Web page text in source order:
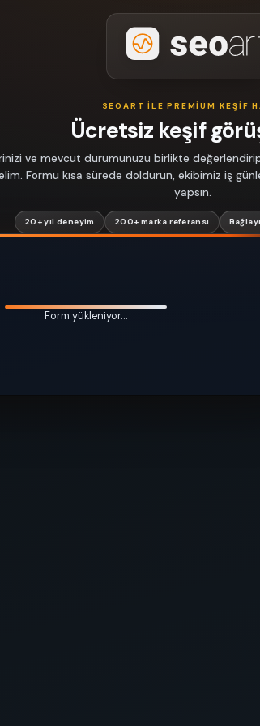
SEOART ILE PREMIUM KEŞIF
Ücretsiz keşif
ve mevcut durumunuzu birlikte
Formu kısa sürede doldurun, ekibimiz iş
yapsın.
20+ yıl deneyim 200+ marka referansı
Form yükleniyor…